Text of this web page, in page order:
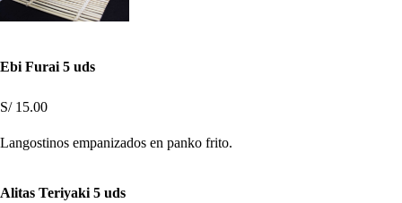
Ebi Furai 5 uds
S/ 15.00
Langostinos empanizados en panko frito.
Alitas Teriyaki 5 uds